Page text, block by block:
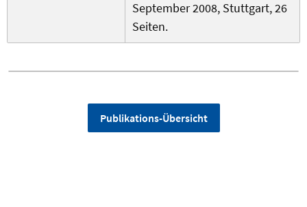
September 2008, Stuttgart, 26
Seiten.
Publikations-Übersicht